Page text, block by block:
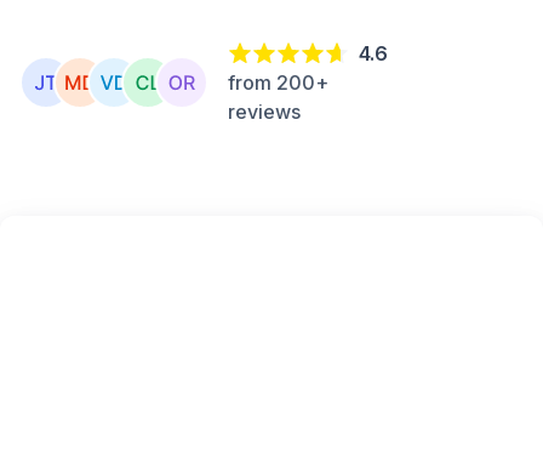
4.6
from 200+
reviews